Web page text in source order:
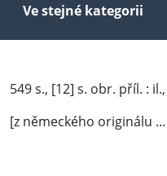
Ve stejné kategorii
549 s., [12] s. obr. příl. :
[z německého originálu